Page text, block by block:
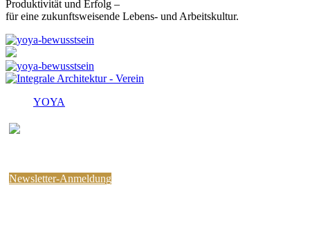
Produktivität und Erfolg –
für eine zukunftsweisende Lebens- und Arbeitskultur.
YOYA
Newsletter-Anmeldung